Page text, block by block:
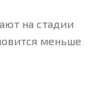
на стадии
меньше